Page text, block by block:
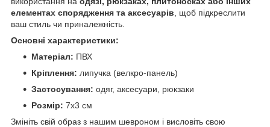
елементах спорядження та аксесуарів , щоб підкреслити
ваш стиль чи приналежність.
Основні характеристики:
Матеріал: ПВХ
Кріплення: липучка (велкро-панель)
Застосування: одяг, аксесуари, рюкзаки
Розмір: 7х3 см
Змініть свій образ з нашим шевроном і висловіть свою